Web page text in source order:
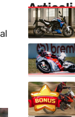
Articoli